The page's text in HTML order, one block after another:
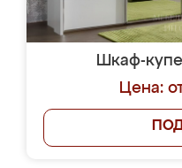
Шкаф-
Цена: